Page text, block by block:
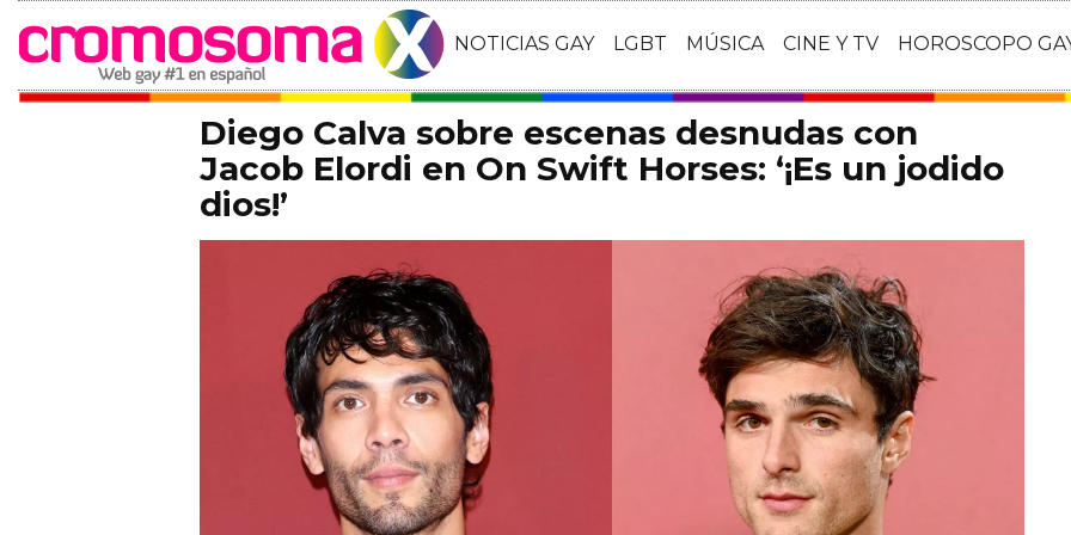
NOTICIAS GAY LGBT MÚSICA CINE Y TV HOROSCOPO
Diego Calva sobre escenas desnudas con
Jacob Elordi en On Swift Horses: ‘¡Es un jodido
dios!’